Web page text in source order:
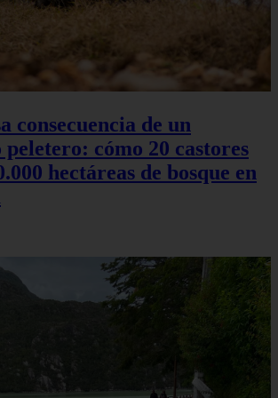
consecuencia de un
cómo 20 castores
hectáreas de bosque en